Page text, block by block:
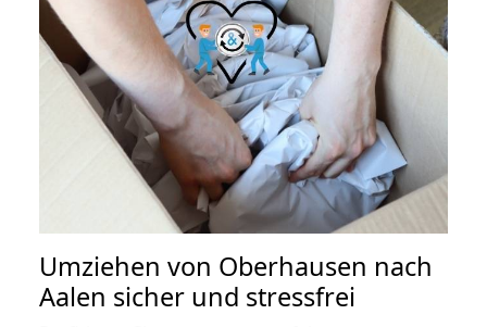
Umziehen von Oberhausen nach
Aalen sicher und stressfrei